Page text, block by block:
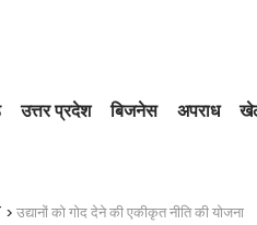
उत्तर प्रदेश बिजनेस अपराध
> उद्यानों को गोद देने की एकीकृत नीति की योजना